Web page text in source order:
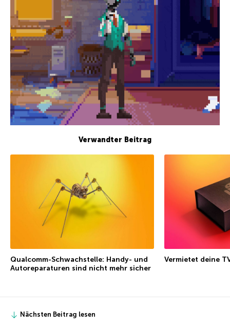
Verwandter Beitrag
Qualcomm-Schwachstelle: Handy- und
Autoreparaturen sind nicht mehr sicher
Vermietet deine
Nächsten Beitrag lesen